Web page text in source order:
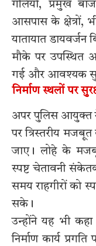
गलियों, प्रमुख
आसपास के क्षेत्रों,
यातायात
मौके पर उपस्थित
गई और आवश्यक
निर्माण स्थलों पर
अपर पुलिस आयुक्त ने
पर त्रिस्तरीय
जाए। लोहे के
स्पष्ट चेतावनी
समय राहगीरों को
सके।
उन्होंने यह भी
निर्माण कार्य